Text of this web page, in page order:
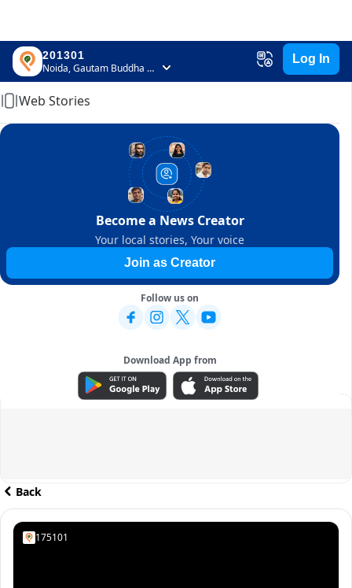
201301
Noida, Gautam Buddha Nagar, Uttar Pradesh
Log In
Home
Web Stories
Become a News Creator
Your local stories, Your voice
Join as Creator
Follow us on
Download App from
ADVERTISEMENT
Back
175101